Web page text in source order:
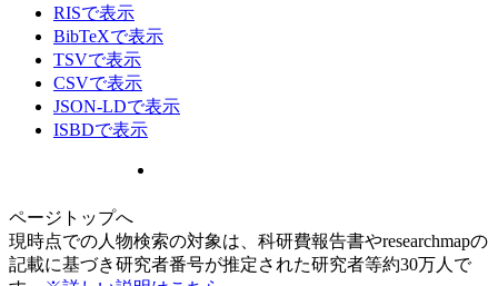
RISで表示
BibTeXで表示
TSVで表示
CSVで表示
JSON-LDで表示
ISBDで表示
ページトップへ
現時点での人物検索の対象は、科研費報告書やresearchmapの
記載に基づき研究者番号が推定された研究者等約30万人で